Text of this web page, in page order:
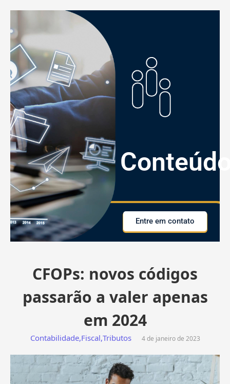
Entre em contato
CFOPs: novos códigos
passarão a valer apenas
em 2024
Contabilidade,Fiscal,Tributos 4 de janeiro de 2023